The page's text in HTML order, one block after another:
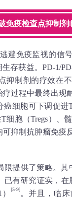
免疫检查点抑制剂
避免疫监视的信
存获益。PD-1/
抑制剂的疗效在
过程中最终出现
细胞可下调促
细胞（Tregs）、
抑制抗肿瘤免疫
提供了策略。
已有研究证实，
[5-9]。并且，临